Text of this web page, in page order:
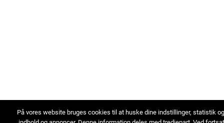
På vores website bruges cookies til at huske dine indstillinger, statistik